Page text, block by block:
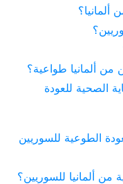
من ألمانيا طواعية؟
الصحية للعودة
الطوعية للسوريين
من ألمانيا للسوريين؟